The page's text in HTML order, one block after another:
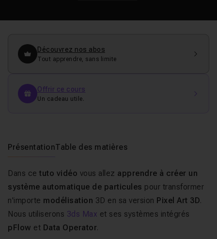
Découvrez nos abos
Tout apprendre, sans limite
Offrir ce cours
Un cadeau utile.
PrésentationTable des matières
Dans ce tuto vidéo vous allez apprendre à créer un
système automatique de particules pour transformer
n'importe modélisation 3D en sa version Pixel Art 3D.
Nous utiliserons 3ds Max et ses systèmes intégrés
pFlow et Data Operator.